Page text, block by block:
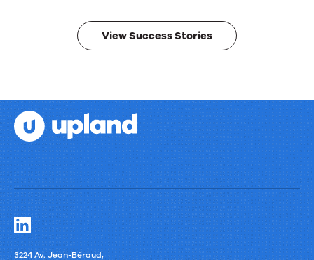
results.
View Success Stories
3224 Av. Jean-Béraud,